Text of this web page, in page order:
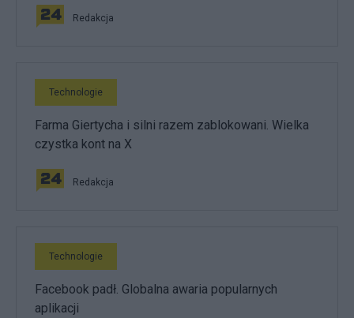
Redakcja
Technologie
Farma Giertycha i silni razem zablokowani. Wielka
czystka kont na X
Redakcja
Technologie
Facebook padł. Globalna awaria popularnych
aplikacji